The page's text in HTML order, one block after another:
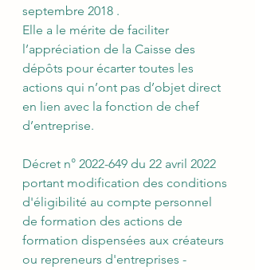
septembre 2018 .
Elle a le mérite de faciliter
l’appréciation de la Caisse des
dépôts pour écarter toutes les
actions qui n’ont pas d’objet direct
en lien avec la fonction de chef
d’entreprise.
Décret n° 2022-649 du 22 avril 2022
portant modification des conditions
d'éligibilité au compte personnel
de formation des actions de
formation dispensées aux créateurs
ou repreneurs d'entreprises -